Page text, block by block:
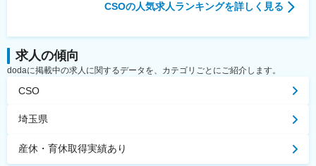
CSOの人気求人ランキングを詳しく見る
求人の傾向
dodaに掲載中の求人に関するデータを、カテゴリごとにご紹介します。
CSO
埼玉県
産休・育休取得実績あり